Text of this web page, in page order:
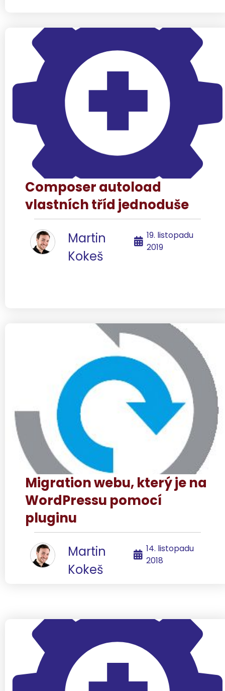
Composer autoload
vlastních tříd jednoduše
Martin
Kokeš
19. listopadu
2019
Migration webu, který je na
WordPressu pomocí
pluginu
Martin
Kokeš
14. listopadu
2018